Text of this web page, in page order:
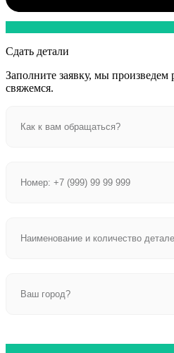
Сдать детали
Заполните заявку, мы произведем
свяжемся.